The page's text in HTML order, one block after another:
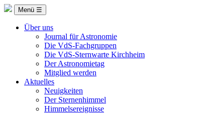
Menü ☰
Über uns
Journal für Astronomie
Die VdS-Fachgruppen
Die VdS-Sternwarte Kirchheim
Der Astronomietag
Mitglied werden
Aktuelles
Neuigkeiten
Der Sternenhimmel
Himmelsereignisse